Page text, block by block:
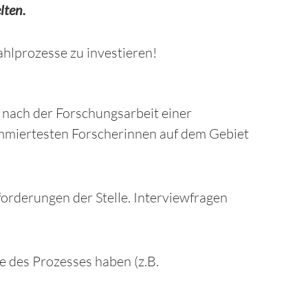
zu investieren!
der Forschungsarbeit einer
Forscherinnen auf dem Gebiet
der Stelle. Interviewfragen
Prozesses haben (z.B.